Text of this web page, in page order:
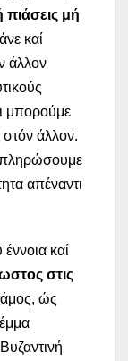
πιάσεις μή
καί
άλλον
μπορούμε
άλλον.
πληρώσουμε
απέναντι
καί
στις
ώς